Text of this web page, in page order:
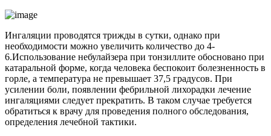
Ингаляции проводятся трижды в сутки, однако при
необходимости можно увеличить количество до 4-
6.Использование небулайзера при тонзиллите обосновано при
катаральной форме, когда человека беспокоит болезненность в
горле, а температура не превышает 37,5 градусов. При
усилении боли, появлении фебрильной лихорадки лечение
ингаляциями следует прекратить. В таком случае требуется
обратиться к врачу для проведения полного обследования,
определения лечебной тактики.